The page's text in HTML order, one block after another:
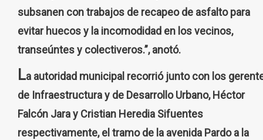
subsanen con trabajos de recapeo de asfalto para
evitar huecos y la incomodidad en los vecinos,
transeúntes y colectiveros.”, anotó.
La autoridad municipal recorrió junto con los
de Infraestructura y de Desarrollo Urbano, Héctor
Falcón Jara y Cristian Heredia Sifuentes
respectivamente, el tramo de la avenida Pardo a la